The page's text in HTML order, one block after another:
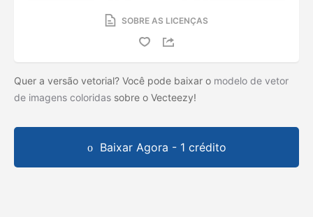
SOBRE AS LICENÇAS
Quer a versão vetorial? Você pode baixar o modelo de vetor
de imagens coloridas sobre o Vecteezy!
Baixar Agora - 1 crédito